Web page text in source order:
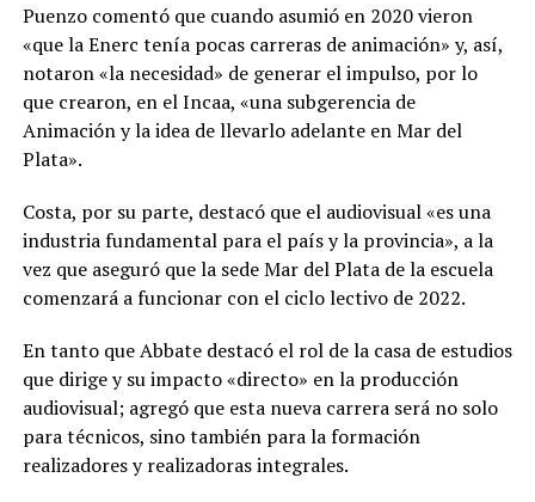
Puenzo comentó que cuando asumió en 2020 vieron
«que la Enerc tenía pocas carreras de animación» y, así,
notaron «la necesidad» de generar el impulso, por lo
que crearon, en el Incaa, «una subgerencia de
Animación y la idea de llevarlo adelante en Mar del
Plata».
Costa, por su parte, destacó que el audiovisual «es una
industria fundamental para el país y la provincia», a la
vez que aseguró que la sede Mar del Plata de la escuela
comenzará a funcionar con el ciclo lectivo de 2022.
En tanto que Abbate destacó el rol de la casa de estudios
que dirige y su impacto «directo» en la producción
audiovisual; agregó que esta nueva carrera será no solo
para técnicos, sino también para la formación
realizadores y realizadoras integrales.